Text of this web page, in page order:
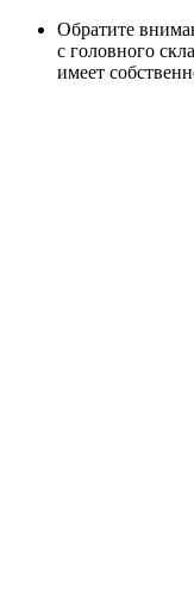
Обратите
с головного
имеет